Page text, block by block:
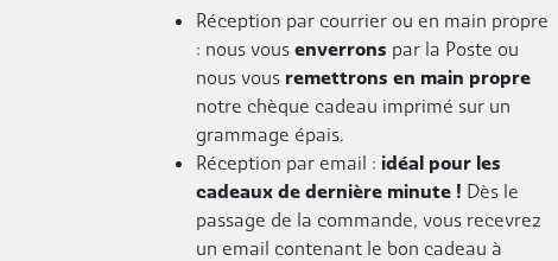
Réception par courrier ou en main propre
: nous vous enverrons par la Poste ou
nous vous remettrons en main propre
notre chèque cadeau imprimé sur un
grammage épais.
Réception par email : idéal pour les
cadeaux de dernière minute ! Dès le
passage de la commande, vous recevrez
un email contenant le bon cadeau à